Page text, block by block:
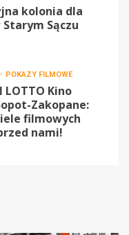
kolonia dla
Sączu
POKAZY FILMOWE
LOTTO Kino
Zakopane:
filmowych
nami!